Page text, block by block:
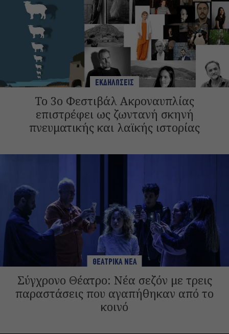
ΕΚΔΗΛΩΣΕΙΣ
Το 3ο Φεστιβάλ Ακροναυπλίας
επιστρέφει ως ζωντανή σκηνή
πνευματικής και λαϊκής ιστορίας
ΘΕΑΤΡΙΚΑ ΝΕΑ
Σύγχρονο Θέατρο: Νέα σεζόν με τρεις
παραστάσεις που αγαπήθηκαν από το
κοινό